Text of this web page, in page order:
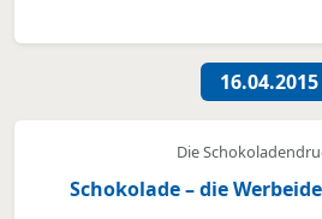
Mitgründer und
GmbH, im Gespräch mit
16.04.2015
Die
Schokolade – die